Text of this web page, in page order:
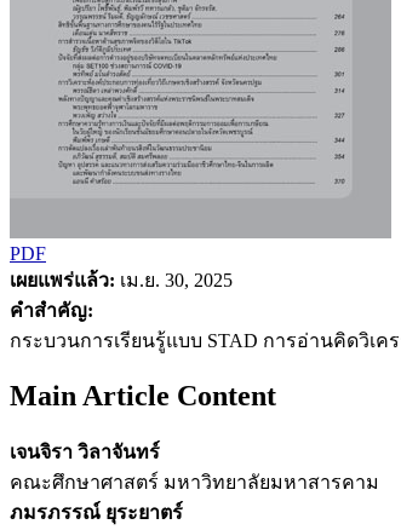
PDF
เผยแพร่แล้ว: เม.ย. 30, 2025
คำสำคัญ:
กระบวนการเรียนรู้แบบ STAD การอ่านคิดวิเค
Main Article Content
เจนจิรา วิลาจันทร์
คณะศึกษาศาสตร์ มหาวิทยาลัยมหาสารคาม
ภมรภรรณ์ ยุระยาตร์